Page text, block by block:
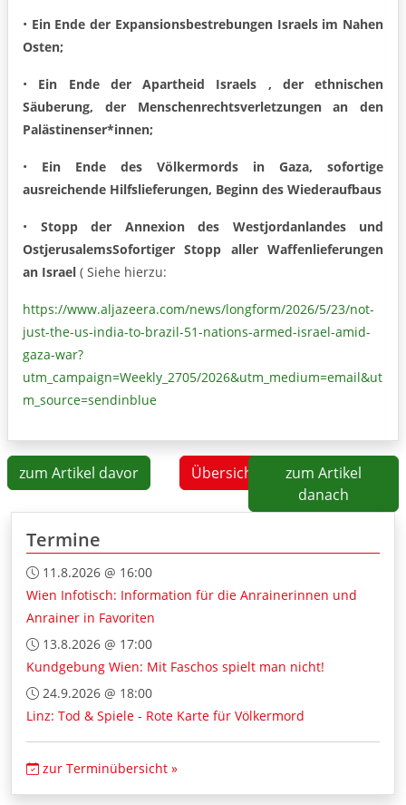
• Ein Ende der Expansionsbestrebungen Israels im Nahen
Osten;
• Ein Ende der Apartheid Israels , der ethnischen
Säuberung, der Menschenrechtsverletzungen an den
Palästinenser*innen;
• Ein Ende des Völkermords in Gaza, sofortige
ausreichende Hilfslieferungen, Beginn des Wiederaufbaus
• Stopp der Annexion des Westjordanlandes und
OstjerusalemsSofortiger Stopp aller Waffenlieferungen
an Israel ( Siehe hierzu:
https://www.aljazeera.com/news/longform/2026/5/23/not-
just-the-us-india-to-brazil-51-nations-armed-israel-amid-
gaza-war?
utm_campaign=Weekly_2705/2026&utm_medium=email&ut
m_source=sendinblue
zum Artikel davor Übersicht
zum Artikel
danach
Termine
11.8.2026 @ 16:00
Wien Infotisch: Information für die Anrainerinnen und
Anrainer in Favoriten
13.8.2026 @ 17:00
Kundgebung Wien: Mit Faschos spielt man nicht!
24.9.2026 @ 18:00
Linz: Tod & Spiele - Rote Karte für Völkermord
zur Terminübersicht »